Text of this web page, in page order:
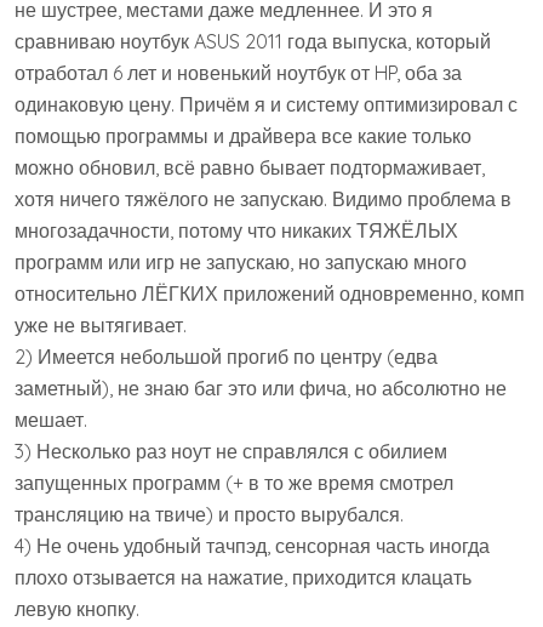
не шустрее, местами даже медленнее. И это я
сравниваю ноутбук ASUS 2011 года выпуска, который
отработал 6 лет и новенький ноутбук от HP, оба за
одинаковую цену. Причём я и систему оптимизировал с
помощью программы и драйвера все какие только
можно обновил, всё равно бывает подтормаживает,
хотя ничего тяжёлого не запускаю. Видимо проблема в
многозадачности, потому что никаких ТЯЖЁЛЫХ
программ или игр не запускаю, но запускаю много
относительно ЛЁГКИХ приложений одновременно, комп
уже не вытягивает.
2) Имеется небольшой прогиб по центру (едва
заметный), не знаю баг это или фича, но абсолютно не
мешает.
3) Несколько раз ноут не справлялся с обилием
запущенных программ (+ в то же время смотрел
трансляцию на твиче) и просто вырубался.
4) Не очень удобный тачпэд, сенсорная часть иногда
плохо отзывается на нажатие, приходится клацать
левую кнопку.